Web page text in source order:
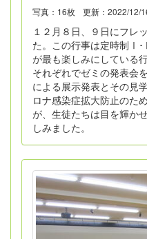
写真：16枚 更新：2022/12/
１２月８日、９日にフレ
た。この行事は定時制Ⅰ
が最も楽しみにしてい
それぞれでゼミの発表会
による展示発表とその見
ロナ感染症拡大防止のた
が、生徒たちは目を輝か
しみました。